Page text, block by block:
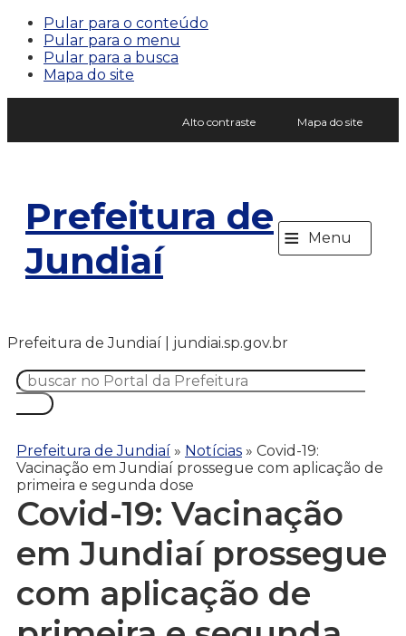
Pular para o conteúdo
Pular para o menu
Pular para a busca
Mapa do site
Alto contraste Mapa do site
Prefeitura de
Jundiaí
≡ Menu
Prefeitura de Jundiaí | jundiai.sp.gov.br
Prefeitura de Jundiaí » Notícias » Covid-19:
Vacinação em Jundiaí prossegue com aplicação de
primeira e segunda dose
Covid-19: Vacinação
em Jundiaí prossegue
com aplicação de